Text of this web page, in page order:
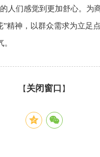
人们感觉到更加舒心。
精神，以群众需求为立
【 关闭窗口 】